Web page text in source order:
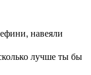
навеяли
лучше ты бы